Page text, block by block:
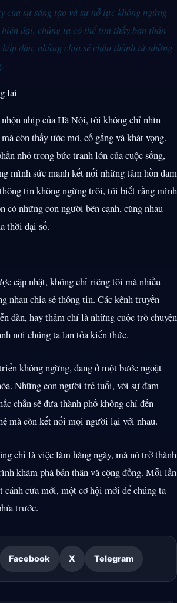
của sự sáng tạo và sự nỗ lực không ngừng
đại, chúng ta có thể tìm thấy bản thân
dẫn, những chia sẻ chân thành từ những
lai
nhịp của Hà Nội, tôi không chỉ nhìn
còn thấy ước mơ, cố gắng và khát vọng.
nhỏ trong bức tranh lớn của cuộc sống,
mình sức mạnh kết nối những tâm hồn đam
tin không ngừng trôi, tôi biết rằng mình
có những con người bên cạnh, cùng nhau
thời đại số.
cập nhật, không chỉ riêng tôi mà nhiều
nhau chia sẻ thông tin. Các kênh truyền
đàn, hay thậm chí là những cuộc trò chuyện
nơi chúng ta lan tỏa kiến thức.
không ngừng, đang ở một bước ngoặt
Những con người trẻ tuổi, với sự đam
chắn sẽ đưa thành phố không chỉ đến
mà còn kết nối mọi người lại với nhau.
chỉ là việc làm hàng ngày, mà nó trở thành
khám phá bản thân và cộng đồng. Mỗi lần
cánh cửa mới, một cơ hội mới để chúng ta
trước.
Facebook X Telegram